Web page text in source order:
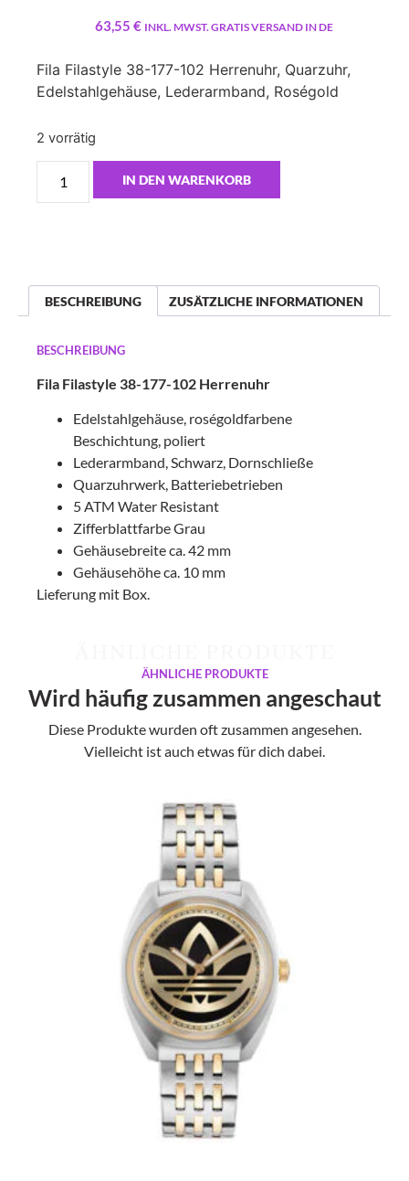
63,55 € INKL. MWST. GRATIS VERSAND IN DE
Fila Filastyle 38-177-102 Herrenuhr, Quarzuhr,
Edelstahlgehäuse, Lederarmband, Roségold
2 vorrätig
IN DEN WARENKORB
BESCHREIBUNG ZUSÄTZLICHE INFORMATIONEN
BESCHREIBUNG
Fila Filastyle 38-177-102 Herrenuhr
Edelstahlgehäuse, roségoldfarbene
Beschichtung, poliert
Lederarmband, Schwarz, Dornschließe
Quarzuhrwerk, Batteriebetrieben
5 ATM Water Resistant
Zifferblattfarbe Grau
Gehäusebreite ca. 42 mm
Gehäusehöhe ca. 10 mm
Lieferung mit Box.
ÄHNLICHE PRODUKTE
Wird häufig zusammen angeschaut
Diese Produkte wurden oft zusammen angesehen.
Vielleicht ist auch etwas für dich dabei.